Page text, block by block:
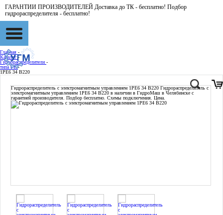
ГАРАНТИИ ПРОИЗВОДИТЕЛЕЙ Доставка до ТК - бесплатно! Подбор
гидрораспределителя - бесплатно!
Главная -
Каталог -
Гидрораспределители -
типа РЕ -
1РЕ6 34 В220
Гидрораспределитель с электромагнитным управлением 1РЕ6 34 В220 Гидрораспределитель с
электромагнитным управлением 1РЕ6 34 В220 в наличии в ГидроМаш в Челябинске с
гарантией производителя. Подбор бесплатно. Схемы подключения. Цена.